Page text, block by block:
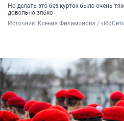
Но делать это без курток было очень
довольно зябко
Источник: Ксения Филимонова /